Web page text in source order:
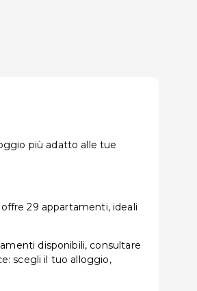
più adatto alle tue
29 appartamenti, ideali
disponibili, consultare
scegli il tuo alloggio,